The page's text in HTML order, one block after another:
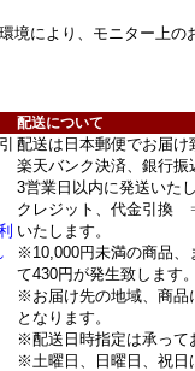
境により、モニター上の
配送について
配送は日本郵便でお届け
楽天バンク決済、銀行
3営業日以内に発送いたし
クレジット、代金引換
いたします。
※10,000円未満の商品、
て430円が発生致します。
※お届け先の地域、商品
となります。
※配送日時指定は承って
※土曜日、日曜日、祝日